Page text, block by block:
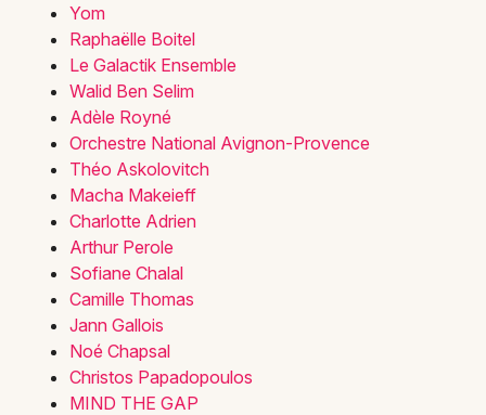
Yom
Raphaëlle Boitel
Le Galactik Ensemble
Walid Ben Selim
Adèle Royné
Orchestre National Avignon-Provence
Théo Askolovitch
Macha Makeieff
Charlotte Adrien
Arthur Perole
Sofiane Chalal
Camille Thomas
Jann Gallois
Noé Chapsal
Christos Papadopoulos
MIND THE GAP